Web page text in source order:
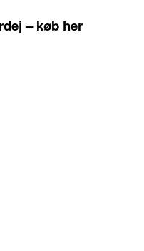
– køb her